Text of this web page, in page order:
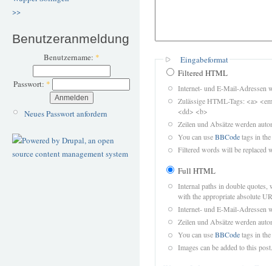
>>
Benutzeranmeldung
Benutzername: *
Passwort: *
Neues Passwort anfordern
Eingabeformat
Filtered HTML
Internet- und E-Mail-Adressen
Zulässige HTML-Tags: <a>
<dd> <b>
Zeilen und Absätze werden
You can useBBCodetags in
Filtered words will be replaced
Full HTML
Internal paths in double quotes,
with the appropriate absolute
Internet- und E-Mail-Adressen
Zeilen und Absätze werden
You can useBBCodetags in
Images can be added to this post.